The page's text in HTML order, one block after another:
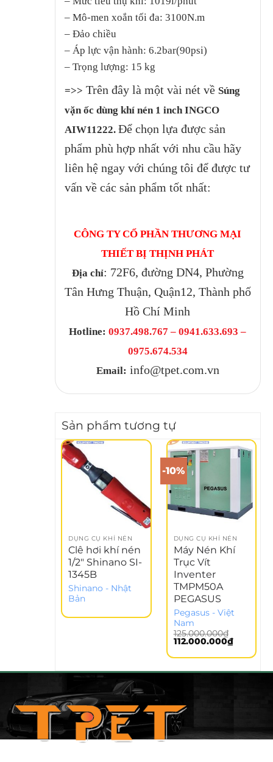
– Mô-men xoắn tối đa: 3100N.m
– Đảo chiều
– Áp lực vận hành: 6.2bar(90psi)
– Trọng lượng: 15 kg
=>> Trên đây là một vài nét về Súng
vặn ốc dùng khí nén 1 inch INGCO
AIW11222. Để chọn lựa được sản
phẩm phù hợp nhất với nhu cầu hãy
liên hệ ngay với chúng tôi để được tư
vấn về các sản phẩm tốt nhất:
CÔNG TY CỔ PHẦN THƯƠNG MẠI
THIẾT BỊ THỊNH PHÁT
Địa chỉ: 72F6, đường DN4, Phường
Tân Hưng Thuận, Quận12, Thành phố
Hồ Chí Minh
Hotline: 0937.498.767 – 0941.633.693 –
0975.674.534
Email: info@tpet.com.vn
Sản phẩm tương tự
DỤNG CỤ KHÍ NÉN
Clê hơi khí nén
1/2″ Shinano SI-
1345B
Shinano - Nhật
Bản
-10%
DỤNG CỤ KHÍ NÉN
Máy Nén Khí
Trục Vít
Inventer
TMPM50A
PEGASUS
Pegasus - Việt
Nam
125.000.000₫
Giá
là:
112.000.000₫Giá
hiện
tại